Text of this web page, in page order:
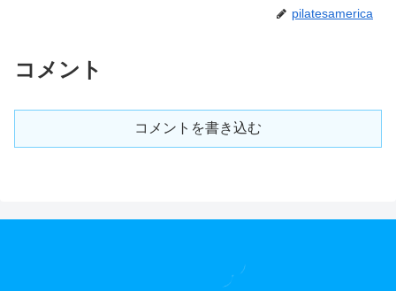
pilatesamerica
コメント
コメントを書き込む